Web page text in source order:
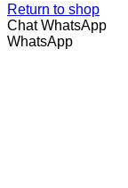
Return to shop
Chat WhatsApp
WhatsApp